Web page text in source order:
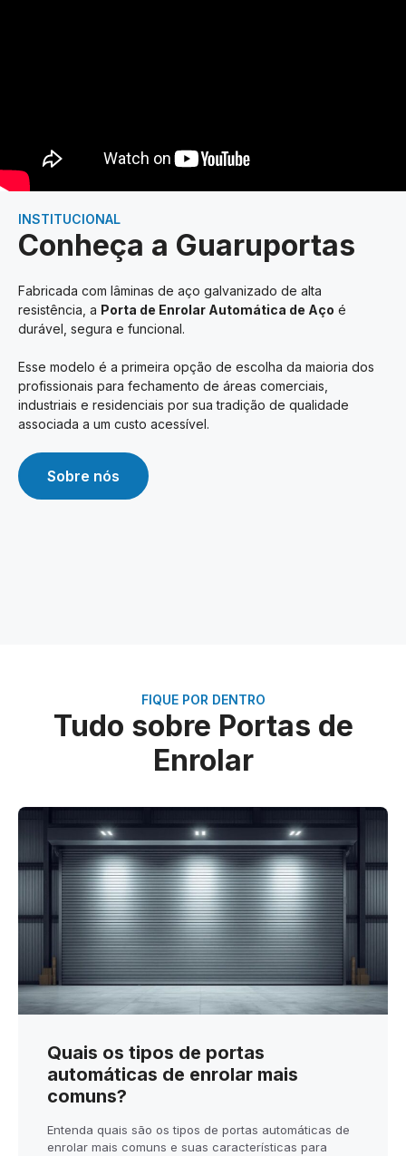
INSTITUCIONAL
Conheça a Guaruportas
Fabricada com lâminas de aço galvanizado de alta
resistência, a Porta de Enrolar Automática de Aço é
durável, segura e funcional.
Esse modelo é a primeira opção de escolha da maioria dos
profissionais para fechamento de áreas comerciais,
industriais e residenciais por sua tradição de qualidade
associada a um custo acessível.
Sobre nós
FIQUE POR DENTRO
Tudo sobre Portas de
Enrolar
Quais os tipos de portas
automáticas de enrolar mais
comuns?
Entenda quais são os tipos de portas automáticas de
enrolar mais comuns e suas características para